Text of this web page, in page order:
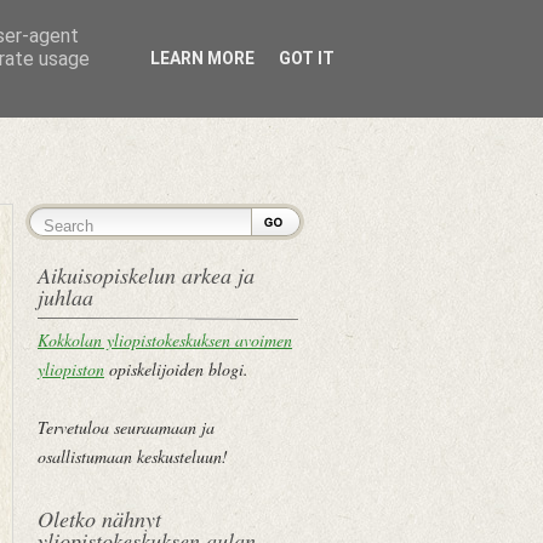
Aikuisopiskelun arkea ja
juhlaa
Kokkolan yliopistokeskuksen avoimen
yliopiston opiskelijoiden blogi.
Tervetuloa seuraamaan ja
osallistumaan keskusteluun!
Oletko nähnyt
agent
usage
LEARN MORE GOT IT